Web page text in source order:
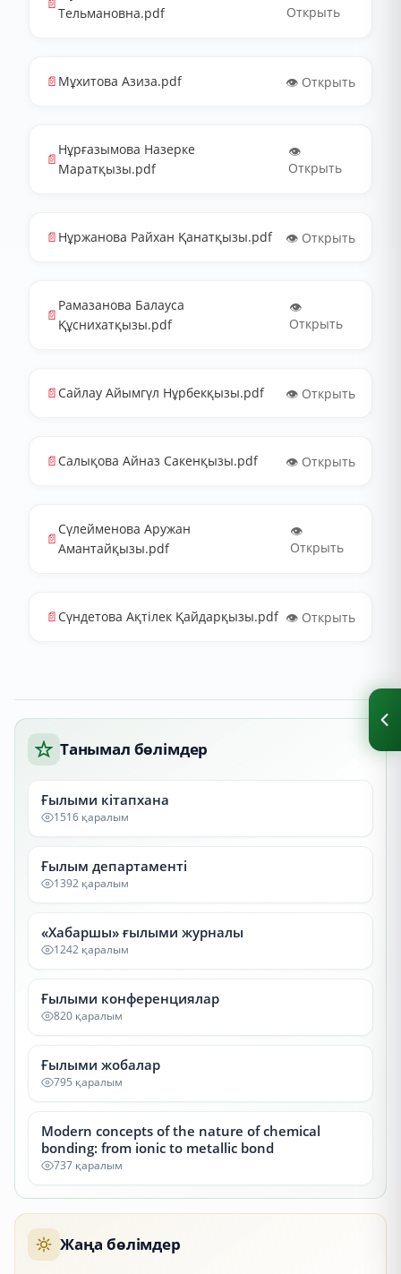
Тельмановна.pdf
Открыть
📄 Мұхитова Азиза.pdf 👁️ Открыть
📄
Нұрғазымова Назерке
Маратқызы.pdf
👁️
Открыть
📄 Нұржанова Райхан Қанатқызы.pdf 👁️ Открыть
📄
Рамазанова Балауса
Құснихатқызы.pdf
👁️
Открыть
📄 Сайлау Айымгүл Нұрбекқызы.pdf 👁️ Открыть
📄 Салықова Айназ Сакенқызы.pdf 👁️ Открыть
📄
Сүлейменова Аружан
Амантайқызы.pdf
👁️
Открыть
📄 Сүндетова Ақтілек Қайдарқызы.pdf 👁️ Открыть
Танымал бөлімдер
Ғылыми кітапхана
1516 қаралым
Ғылым департаменті
1392 қаралым
«Хабаршы» ғылыми журналы
1242 қаралым
Ғылыми конференциялар
820 қаралым
Ғылыми жобалар
795 қаралым
Modern concepts of the nature of chemical
bonding: from ionic to metallic bond
737 қаралым
Жаңа бөлімдер